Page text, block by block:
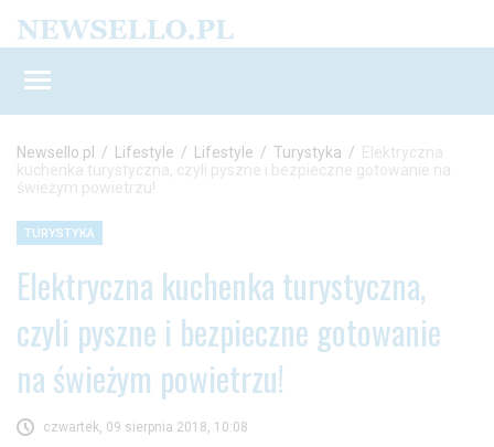
Newsello.pl / Lifestyle / Lifestyle / Turystyka / Elektryczna
kuchenka turystyczna, czyli pyszne i bezpieczne gotowanie na
świeżym powietrzu!
TURYSTYKA
Elektryczna kuchenka turystyczna,
czyli pyszne i bezpieczne gotowanie
na świeżym powietrzu!
czwartek, 09 sierpnia 2018, 10:08